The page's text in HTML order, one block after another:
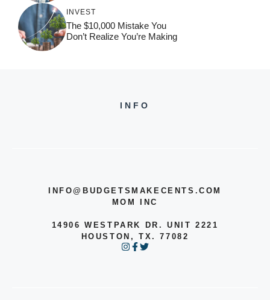
INVEST
The $10,000 Mistake You
Don’t Realize You’re Making
INFO
INFO@BUDGETSMAKECENTS.COM
MOM INC
14906 WESTPARK DR. UNIT 2221
HOUSTON, TX. 77082